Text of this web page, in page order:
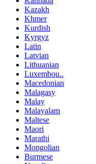
Kazakh
Khmer
Kurdish
Kyrgyz
Latin
Latvian
Lithuanian
Luxembou..
Macedonian
Malagasy
Malay
Malayalam
Maltese
Maori
Marathi
Mongolian
Burmese